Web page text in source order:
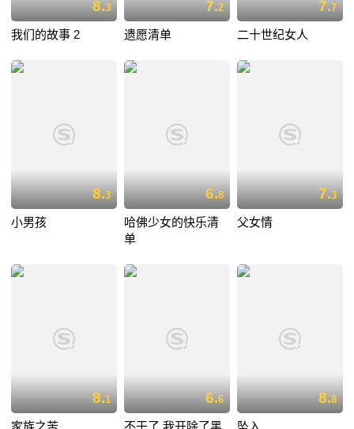
8.3
我们的故事 2
7.2
遗愿清单
7.7
二十世纪女人
8.3
小男孩
6.8
哈佛少女的快乐清
单
7.3
父女情
8.1 6.6 8.8